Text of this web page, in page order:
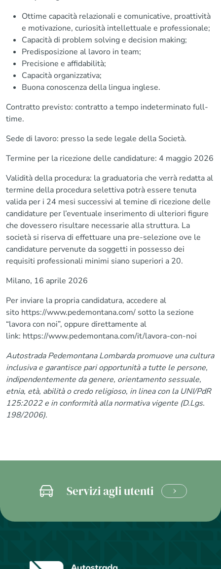
Ottime capacità relazionali e comunicative, proattività
e motivazione, curiosità intellettuale e professionale;
Capacità di problem solving e decision making;
Predisposizione al lavoro in team;
Precisione e affidabilità;
Capacità organizzativa;
Buona conoscenza della lingua inglese.
Contratto previsto: contratto a tempo indeterminato full-
time.
Sede di lavoro: presso la sede legale della Società.
Termine per la ricezione delle candidature: 4 maggio 2026
Validità della procedura: la graduatoria che verrà redatta al
termine della procedura selettiva potrà essere tenuta
valida per i 24 mesi successivi al temine di ricezione delle
candidature per l’eventuale inserimento di ulteriori figure
che dovessero risultare necessarie alla struttura. La
società si riserva di effettuare una pre-selezione ove le
candidature pervenute da soggetti in possesso dei
requisiti professionali minimi siano superiori a 20.
Milano, 16 aprile 2026
Per inviare la propria candidatura, accedere al
sito https://www.pedemontana.com/ sotto la sezione
“lavora con noi”, oppure direttamente al
link: https://www.pedemontana.com/it/lavora-con-noi
Autostrada Pedemontana Lombarda promuove una cultura
inclusiva e garantisce pari opportunità a tutte le persone,
indipendentemente da genere, orientamento sessuale,
etnia, età, abilità o credo religioso, in linea con la UNI/PdR
125:2022 e in conformità alla normativa vigente (D.Lgs.
198/2006).
Servizi agli utenti
CLICCA
SCOPRI